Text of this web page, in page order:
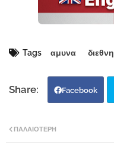
Tags αμυνα διεθνη
Facebook
ΠΑΛΑΙΌΤΕΡΗ